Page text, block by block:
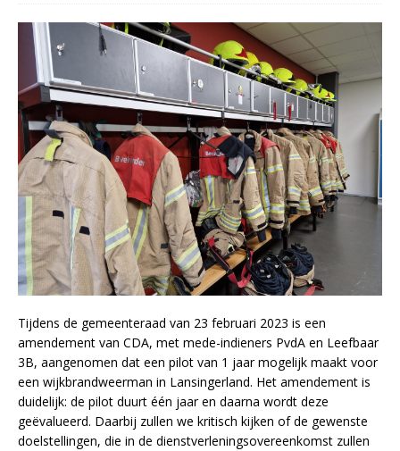
Tijdens de gemeenteraad van 23 februari 2023 is een
amendement van CDA, met mede-indieners PvdA en Leefbaar
3B, aangenomen dat een pilot van 1 jaar mogelijk maakt voor
een wijkbrandweerman in Lansingerland. Het amendement is
duidelijk: de pilot duurt één jaar en daarna wordt deze
geëvalueerd. Daarbij zullen we kritisch kijken of de gewenste
doelstellingen, die in de dienstverleningsovereenkomst zullen